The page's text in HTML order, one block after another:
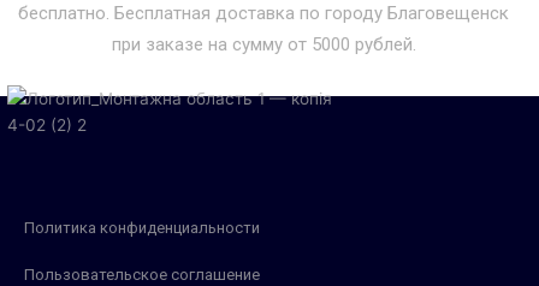
бесплатно. Бесплатная доставка по городу Благовещенск
при заказе на сумму от 5000 рублей.
Политика конфиденциальности
Пользовательское соглашение